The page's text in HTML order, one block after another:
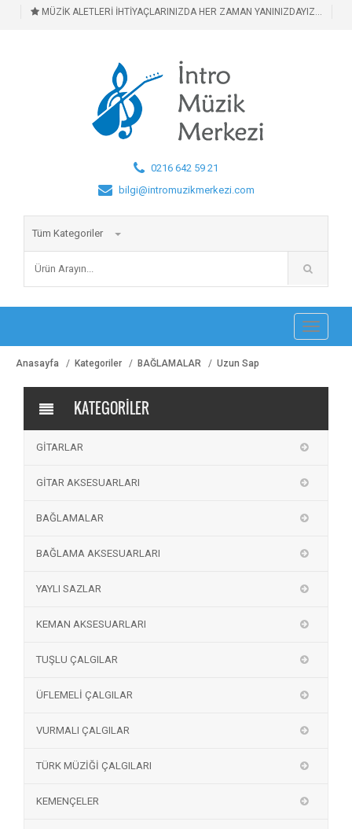
MÜZİK ALETLERİ İHTİYAÇLARINIZDA HER ZAMAN YANINIZDAYIZ...
0216 642 59 21
bilgi@intromuzikmerkezi.com
Tüm Kategoriler
Toggle
Anasayfa Kategoriler BAĞLAMALAR Uzun Sap
KATEGORİLER
GİTARLAR
GİTAR AKSESUARLARI
BAĞLAMALAR
BAĞLAMA AKSESUARLARI
YAYLI SAZLAR
KEMAN AKSESUARLARI
TUŞLU ÇALGILAR
ÜFLEMELİ ÇALGILAR
VURMALI ÇALGILAR
TÜRK MÜZİĞİ ÇALGILARI
KEMENÇELER